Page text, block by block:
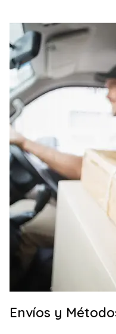
Envíos y